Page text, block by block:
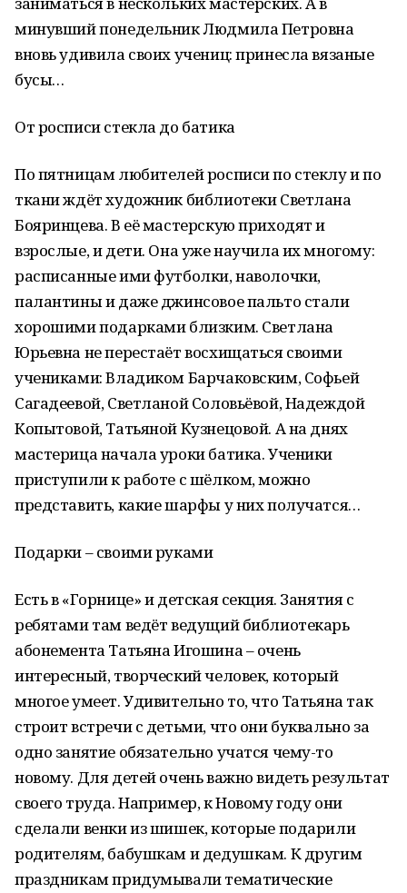
минувший понедельник Людмила Петровна
вновь удивила своих учениц: принесла вязаные
бусы…
От росписи стекла до батика
По пятницам любителей росписи по стеклу и по
ткани ждёт художник библиотеки Светлана
Бояринцева. В её мастерскую приходят и
взрослые, и дети. Она уже научила их многому:
расписанные ими футболки, наволочки,
палантины и даже джинсовое пальто стали
хорошими подарками близким. Светлана
Юрьевна не перестаёт восхищаться своими
учениками: Владиком Барчаковским, Софьей
Сагадеевой, Светланой Соловьёвой, Надеждой
Копытовой, Татьяной Кузнецовой. А на днях
мастерица начала уроки батика. Ученики
приступили к работе с шёлком, можно
представить, какие шарфы у них получатся…
Подарки – своими руками
Есть в «Горнице» и детская секция. Занятия с
ребятами там ведёт ведущий библиотекарь
абонемента Татьяна Игошина – очень
интересный, творческий человек, который
многое умеет. Удивительно то, что Татьяна так
строит встречи с детьми, что они буквально за
одно занятие обязательно учатся чему-то
новому. Для детей очень важно видеть результат
своего труда. Например, к Новому году они
сделали венки из шишек, которые подарили
родителям, бабушкам и дедушкам. К другим
праздникам придумывали тематические